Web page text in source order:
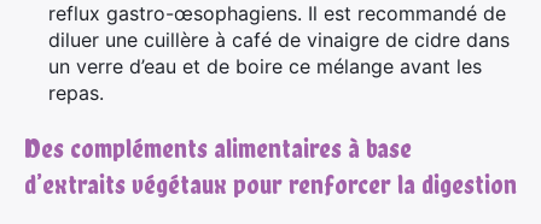
reflux gastro-œsophagiens. Il est recommandé de
diluer une cuillère à café de vinaigre de cidre dans
un verre d’eau et de boire ce mélange avant les
repas.
Des compléments alimentaires à base
d’extraits végétaux pour renforcer la digestion